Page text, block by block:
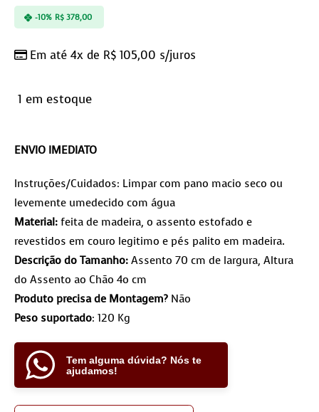
Em até 4x de R$ 105,00 s/juros
-10% R$378,00
1 em estoque
ENVIO IMEDIATO
Instruções/Cuidados: Limpar com pano macio seco ou
levemente umedecido com água
Material: feita de madeira, o assento estofado e
revestidos em couro legitimo e pés palito em madeira.
Descrição do Tamanho: Assento 70 cm de largura, Altura
do Assento ao Chão 4o cm
Produto precisa de Montagem? Não
Peso suportado: 120 Kg
Tem alguma dúvida? Nós te
ajudamos!